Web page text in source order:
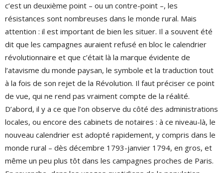
c’est un deuxième point – ou un contre-point –, les
résistances sont nombreuses dans le monde rural. Mais
attention : il est important de bien les situer. Il a souvent été
dit que les campagnes auraient refusé en bloc le calendrier
révolutionnaire et que c’était là la marque évidente de
l’atavisme du monde paysan, le symbole et la traduction tout
à la fois de son rejet de la Révolution. Il faut préciser ce point
de vue, qui ne rend pas vraiment compte de la réalité.
D’abord, il y a ce que l’on observe du côté des administrations
locales, ou encore des cabinets de notaires : à ce niveau-là, le
nouveau calendrier est adopté rapidement, y compris dans le
monde rural – dès décembre 1793-janvier 1794, en gros, et
même un peu plus tôt dans les campagnes proches de Paris.